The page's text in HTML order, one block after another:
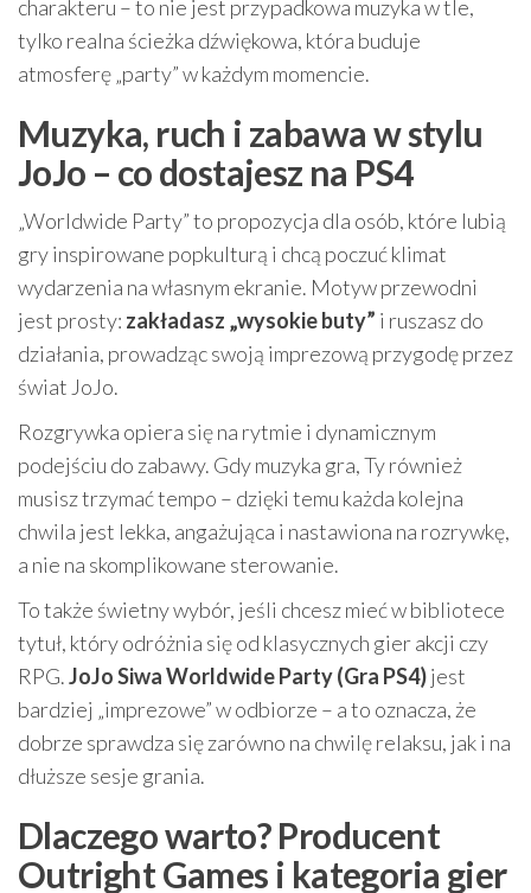
charakteru – to nie jest przypadkowa muzyka w tle,
tylko realna ścieżka dźwiękowa, która buduje
atmosferę „party” w każdym momencie.
Muzyka, ruch i zabawa w stylu
JoJo – co dostajesz na PS4
„Worldwide Party” to propozycja dla osób, które lubią
gry inspirowane popkulturą i chcą poczuć klimat
wydarzenia na własnym ekranie. Motyw przewodni
jest prosty: zakładasz „wysokie buty” i ruszasz do
działania, prowadząc swoją imprezową przygodę przez
świat JoJo.
Rozgrywka opiera się na rytmie i dynamicznym
podejściu do zabawy. Gdy muzyka gra, Ty również
musisz trzymać tempo – dzięki temu każda kolejna
chwila jest lekka, angażująca i nastawiona na rozrywkę,
a nie na skomplikowane sterowanie.
To także świetny wybór, jeśli chcesz mieć w bibliotece
tytuł, który odróżnia się od klasycznych gier akcji czy
RPG.JoJo Siwa Worldwide Party (Gra PS4)jest
bardziej „imprezowe” w odbiorze – a to oznacza, że
dobrze sprawdza się zarówno na chwilę relaksu, jak i na
dłuższe sesje grania.
Dlaczego warto? Producent
Outright Games i kategoria gier